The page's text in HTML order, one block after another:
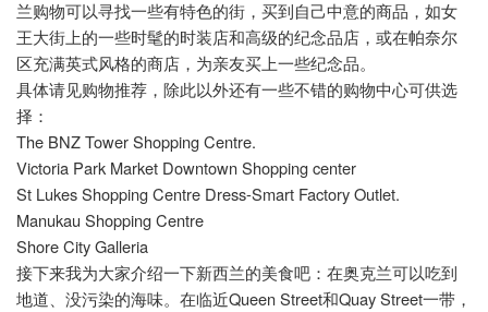
兰购物可以寻找一些有特色的街，买到自己中意的商品，如女
王大街上的一些时髦的时装店和高级的纪念品店，或在帕奈尔
区充满英式风格的商店，为亲友买上一些纪念品。
具体请见购物推荐，除此以外还有一些不错的购物中心可供选
择：
The BNZTowerShopping Centre.
Victoria Park Market DowntownShopping center
St Lukes Shopping Centre Dress-Smart Factory Outlet.
Manukau Shopping Centre
ShoreCityGalleria
接下来我为大家介绍一下新西兰的美食吧：在奥克兰可以吃到
地道、没污染的海味。在临近Queen Street和Quay Street一带，